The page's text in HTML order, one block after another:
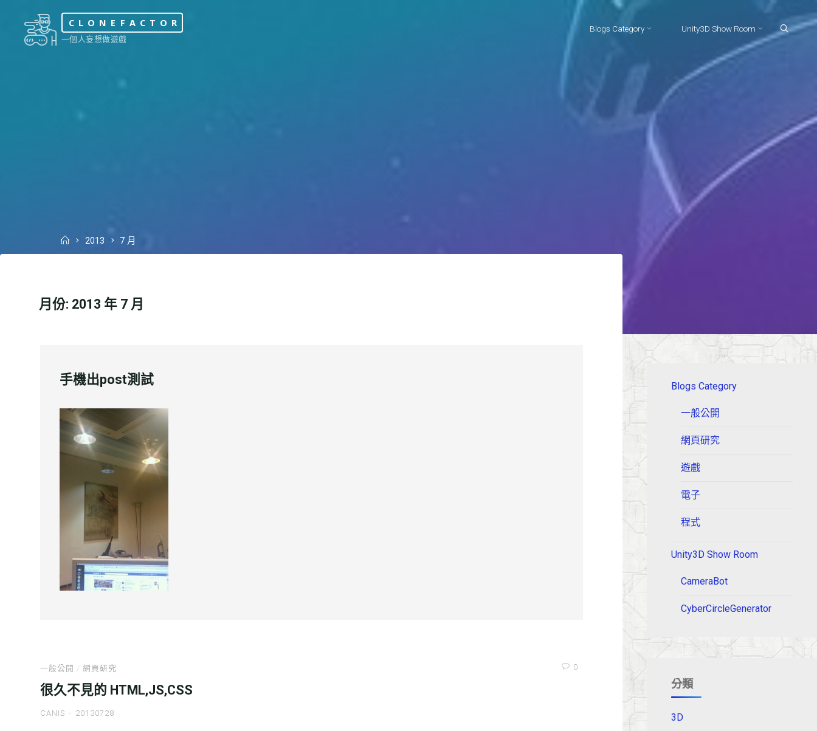
content
CLONEFACTOR
一個人妄想做遊戲
Blogs Category Unity3D Show Room
Home
2013 7 月
月份: 2013 年 7 月
手機出post測試
一般公開 / 網頁研究 0
很久不見的 HTML,JS,CSS
CANIS 20130728
Blogs Category
一般公開
網頁研究
遊戲
電子
程式
Unity3D Show Room
CameraBot
CyberCircleGenerator
分類
3D